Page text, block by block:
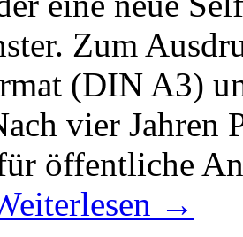
Zum
(DIN A3)
vier Jahren
öffentliche
→